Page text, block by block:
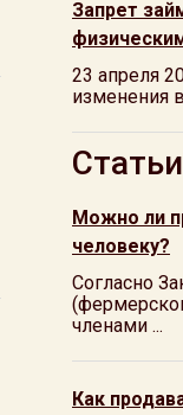
Запрет
23 апреля
изменения в
Статьи
Можно ли
человеку?
Согласно
членами ...
Как